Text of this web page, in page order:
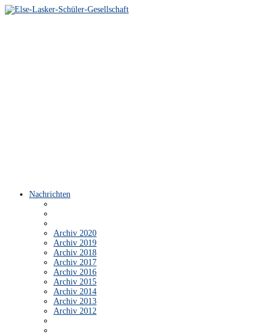
Nachrichten
Archiv 2020
Archiv 2019
Archiv 2018
Archiv 2017
Archiv 2016
Archiv 2015
Archiv 2014
Archiv 2013
Archiv 2012